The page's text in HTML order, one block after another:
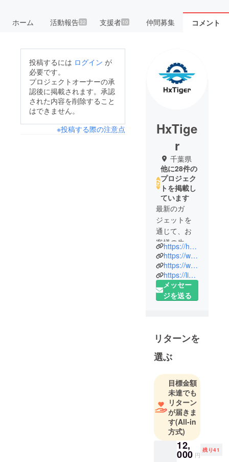
ホーム 活動報告32 支援者 10 仲間募集 コメント
投稿するには ログイン が
必要です。
プロジェクトオーナーの承
認後に掲載されます。承認
された内容を削除すること
はできません。
※投稿する際の注意点
HxTige
r
千葉県
他に28件の
プロジェク
トを掲載し
ています
最新のガ
ジェットを
通じて、お
客様の生活
をよりス
マートに、
よりシンプ
ルにする。
品質とデザ
端の製品を
提供し続け
る
https://hxtiger.com
https://www.tiktok.com/@hxtiger4u
https://www.instagram.com/hxtiger4u/
https://lin.ee/MlsGbKl
メッセー
ジを送る
リターンを
選ぶ
目標金額
未達でも
リターン
が届きま
す(All-in
方式)
12,
000 円
残り41